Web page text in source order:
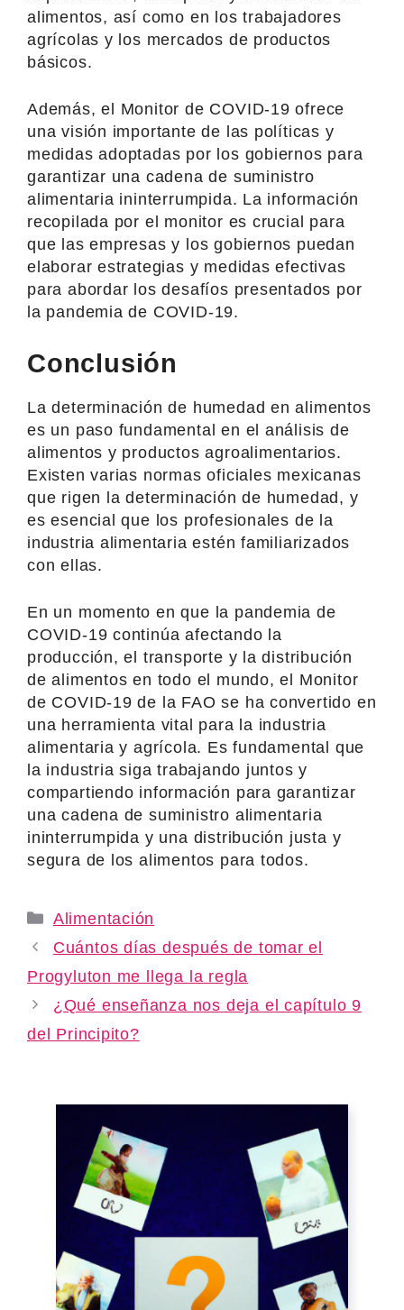
alimentos, así como en los trabajadores
agrícolas y los mercados de productos
básicos.
Además, el Monitor de COVID-19 ofrece
una visión importante de las políticas y
medidas adoptadas por los gobiernos para
garantizar una cadena de suministro
alimentaria ininterrumpida. La información
recopilada por el monitor es crucial para
que las empresas y los gobiernos puedan
elaborar estrategias y medidas efectivas
para abordar los desafíos presentados por
la pandemia de COVID-19.
Conclusión
La determinación de humedad en alimentos
es un paso fundamental en el análisis de
alimentos y productos agroalimentarios.
Existen varias normas oficiales mexicanas
que rigen la determinación de humedad, y
es esencial que los profesionales de la
industria alimentaria estén familiarizados
con ellas.
En un momento en que la pandemia de
COVID-19 continúa afectando la
producción, el transporte y la distribución
de alimentos en todo el mundo, el Monitor
de COVID-19 de la FAO se ha convertido en
una herramienta vital para la industria
alimentaria y agrícola. Es fundamental que
la industria siga trabajando juntos y
compartiendo información para garantizar
una cadena de suministro alimentaria
ininterrumpida y una distribución justa y
segura de los alimentos para todos.
Categories
Alimentación
Cuántos días después de tomar el
Progyluton me llega la regla
¿Qué enseñanza nos deja el capítulo 9
del Principito?